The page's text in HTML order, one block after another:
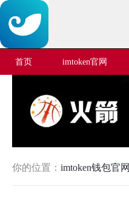
首页 imtoken官网
你的位置： imtoken钱包官网